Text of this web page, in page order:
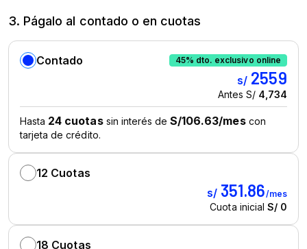
3. Págalo al contado o en cuotas